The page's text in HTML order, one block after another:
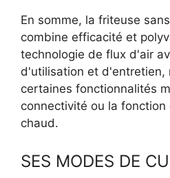
En somme, la friteuse
combine efficacité et
technologie de flux d'air
d'utilisation et d'entretien,
certaines fonctionnalités
connectivité ou la fonction
chaud.
SES MODES DE